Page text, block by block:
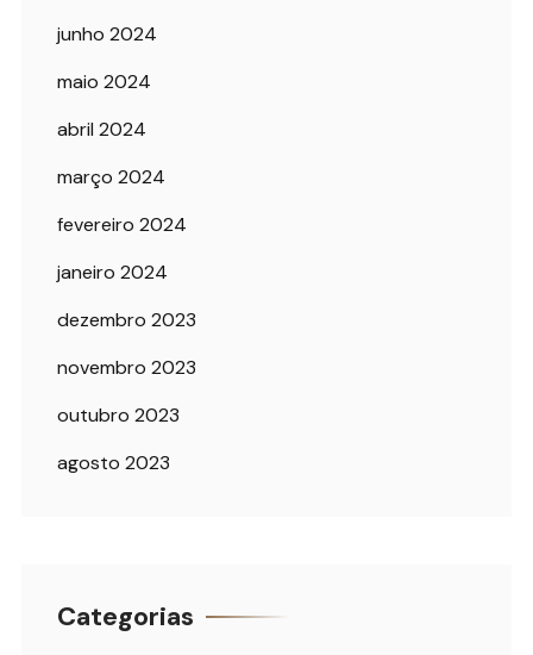
junho 2024
maio 2024
abril 2024
março 2024
fevereiro 2024
janeiro 2024
dezembro 2023
novembro 2023
outubro 2023
agosto 2023
Categorias